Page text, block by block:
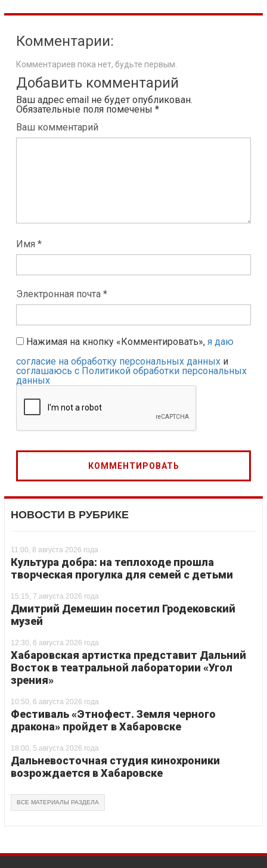
Комментарии:
Комментариев пока нет, будьте первым.
Добавить комментарий
Ваш адрес email не будет опубликован.
Обязательные поля помечены *
Ваш комментарий
Имя *
Электронная почта *
Нажимая на кнопку «Комментировать», я даю
согласие на обработку персональных данных и
соглашаюсь с Политикой обработки персональных
данных
НОВОСТИ В РУБРИКЕ
11:00, 8 августа 2026 года
Культура добра: на теплоходе прошла
творческая прогулка для семей с детьми
15:15, 7 августа 2026 года
Дмитрий Демешин посетил Гродековский
музей
12:30, 6 августа 2026 года
Хабаровская артистка представит Дальний
Восток в театральной лаборатории «Угол
зрения»
10:50, 6 августа 2026 года
Фестиваль «Этнофест. Земля черного
дракона» пройдет в Хабаровске
18:00, 5 августа 2026 года
Дальневосточная студия кинохроники
возрождается в Хабаровске
ВСЕ МАТЕРИАЛЫ РАЗДЕЛА